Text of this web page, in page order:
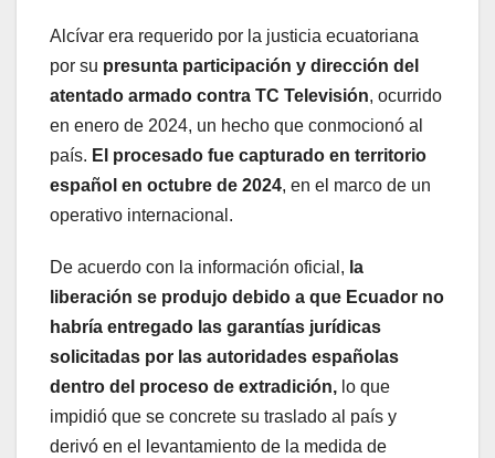
Alcívar era requerido por la justicia ecuatoriana
por su presunta participación y dirección del
atentado armado contra TC Televisión, ocurrido
en enero de 2024, un hecho que conmocionó al
país. El procesado fue capturado en territorio
español en octubre de 2024, en el marco de un
operativo internacional.
De acuerdo con la información oficial, la
liberación se produjo debido a que Ecuador no
habría entregado las garantías jurídicas
solicitadas por las autoridades españolas
dentro del proceso de extradición, lo que
impidió que se concrete su traslado al país y
derivó en el levantamiento de la medida de